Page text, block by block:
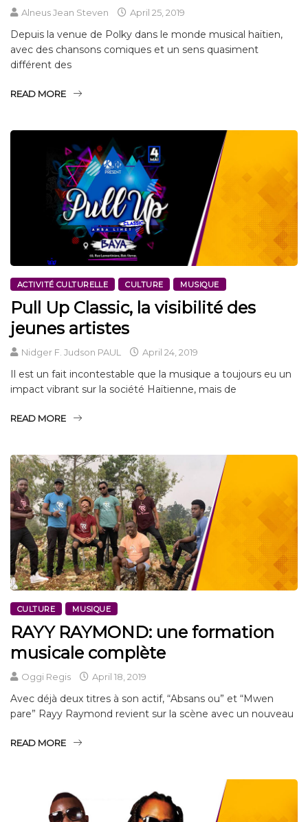
Alneus Jean Steven April 25, 2019
Depuis la venue de Polky dans le monde musical haïtien,
avec des chansons comiques et un sens quasiment
différent des
READ MORE
ACTIVITÉ CULTURELLE CULTURE MUSIQUE
Pull Up Classic, la visibilité des
jeunes artistes
Nidger F. Judson PAUL April 24, 2019
Il est un fait incontestable que la musique a toujours eu un
impact vibrant sur la société Haïtienne, mais de
READ MORE
CULTURE MUSIQUE
RAYY RAYMOND: une formation
musicale complète
Oggi Regis April 18, 2019
Avec déjà deux titres à son actif, “Absans ou” et “Mwen
pare” Rayy Raymond revient sur la scène avec un nouveau
READ MORE